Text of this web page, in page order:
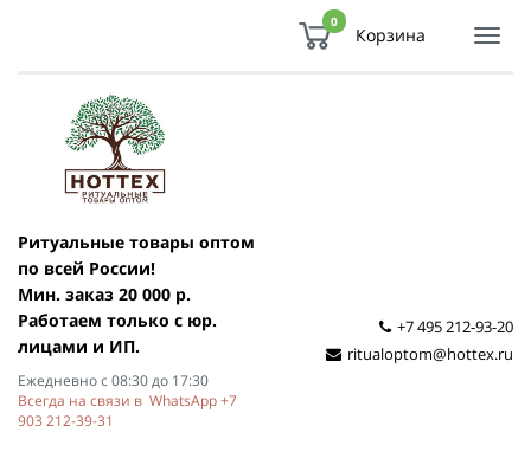
0
Корзина
Ритуальные товары оптом
по всей России!
Мин. заказ 20 000 р.
Работаем только с юр.
лицами и ИП.
Ежедневно с 08:30 до 17:30
Всегда на связи в WhatsApp +7
903 212-39-31
+7 495 212-93-20
ritualoptom@hottex.ru